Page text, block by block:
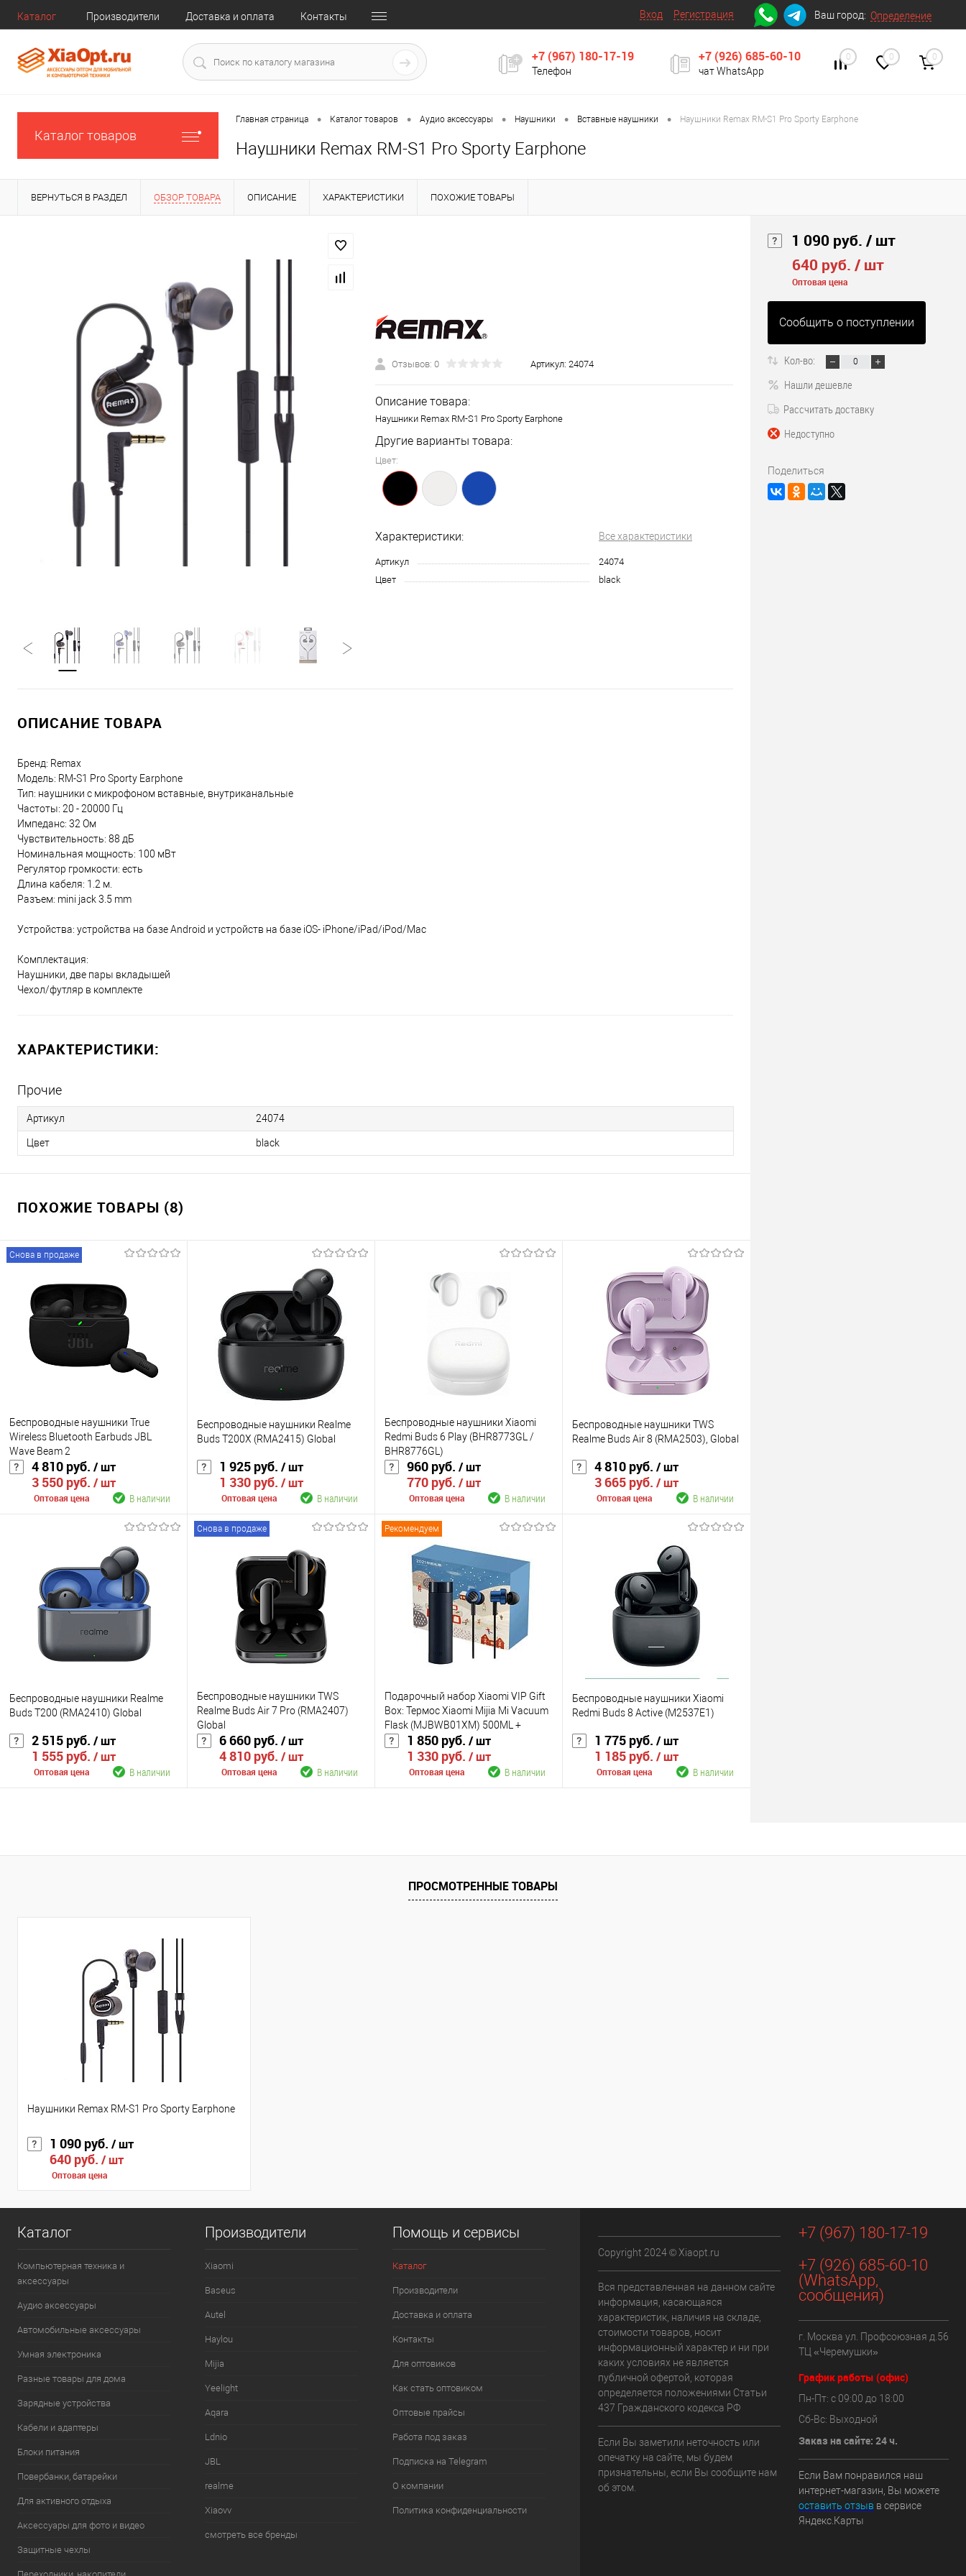
Каталог Производители Доставка и оплата Контакты Вход Регистрация Ваш город: Определение
+7 (967) 180-17-19
Телефон
+7 (926) 685-60-10
чат WhatsApp
0 0 0
Каталог товаров
Главная страница • Каталог товаров • Аудио аксессуары • Наушники • Вставные наушники • Наушники Remax RM-S1 Pro Sporty Earphone
Наушники Remax RM-S1 Pro Sporty Earphone
ВЕРНУТЬСЯ В РАЗДЕЛ ОБЗОР ТОВАРА ОПИСАНИЕ ХАРАКТЕРИСТИКИ ПОХОЖИЕ ТОВАРЫ
Отзывов: 0 Артикул: 24074
Описание товара:
Наушники Remax RM-S1 Pro Sporty Earphone
Другие варианты товара:
Цвет:
Характеристики: Все характеристики
Артикул
24074
Цвет
black
ОПИСАНИЕ ТОВАРА
Бренд: Remax
Модель: RM-S1 Pro Sporty Earphone
Тип: наушники с микрофоном вставные, внутриканальные
Частоты: 20 - 20000 Гц
Импеданс: 32 Ом
Чувствительность: 88 дБ
Номинальная мощность: 100 мВт
Регулятор громкости: есть
Длина кабеля: 1.2 м.
Разъем: mini jack 3.5 mm
Устройства: устройства на базе Android и устройств на базе iOS- iPhone/iPad/iPod/Mac
Комплектация:
Наушники, две пары вкладышей
Чехол/футляр в комплекте
ХАРАКТЕРИСТИКИ:
Прочие
Артикул 24074
Цвет black
ПОХОЖИЕ ТОВАРЫ (8)
Снова в продаже
Беспроводные наушники True
Wireless Bluetooth Earbuds JBL
Wave Beam 2
4 810 руб. / шт
3 550 руб. / шт
Оптовая цена В наличии
К сравнению
В избранное
В наличии
Беспроводные наушники Realme
Buds T200X (RMA2415) Global
1 925 руб. / шт
1 330 руб. / шт
Оптовая цена В наличии
В корзину
К сравнению
В избранное
В наличии
Беспроводные наушники Xiaomi
Redmi Buds 6 Play (BHR8773GL /
BHR8776GL)
960 руб. / шт
770 руб. / шт
Оптовая цена В наличии
К сравнению
В избранное
В наличии
Беспроводные наушники TWS
Realme Buds Air 8 (RMA2503), Global
4 810 руб. / шт
3 665 руб. / шт
Оптовая цена В наличии
К сравнению
В избранное
В наличии
Беспроводные наушники Realme
Buds T200 (RMA2410) Global
2 515 руб. / шт
1 555 руб. / шт
Оптовая цена В наличии
Снова в продаже
Беспроводные наушники TWS
Realme Buds Air 7 Pro (RMA2407)
Global
6 660 руб. / шт
4 810 руб. / шт
Оптовая цена В наличии
Рекомендуем
Подарочный набор Xiaomi VIP Gift
Box: Термос Xiaomi Mijia Mi Vacuum
Flask (MJBWB01XM) 500ML +
Xiaomi Double Dynamic Earphone
SDQEJ06WM
1 850 руб. / шт
1 330 руб. / шт
Оптовая цена В наличии
Беспроводные наушники Xiaomi
Redmi Buds 8 Active (M2537E1)
1 775 руб. / шт
1 185 руб. / шт
Оптовая цена В наличии
1 090 руб. / шт
640 руб. / шт
Оптовая цена
Сообщить о поступлении
Кол-во:
Нашли дешевле
Рассчитать доставку
Недоступно
Поделиться
ПРОСМОТРЕННЫЕ ТОВАРЫ
Наушники Remax RM-S1 Pro Sporty Earphone
1 090 руб. / шт
640 руб. / шт
Оптовая цена
Каталог
Компьютерная техника и
аксессуары
Аудио аксессуары
Автомобильные аксессуары
Умная электроника
Разные товары для дома
Зарядные устройства
Кабели и адаптеры
Блоки питания
Повербанки, батарейки
Для активного отдыха
Аксессуары для фото и видео
Защитные чехлы
Производители
Xiaomi
Baseus
Autel
Haylou
Mijia
Yeelight
Aqara
Ldnio
JBL
realme
Xiaovv
смотреть все бренды
Помощь и сервисы
Каталог
Производители
Доставка и оплата
Контакты
Для оптовиков
Как стать оптовиком
Оптовые прайсы
Работа под заказ
Подписка на Telegram
О компании
Политика конфиденциальности
Copyright 2024 © Xiaopt.ru
Вся представленная на данном сайте
информация, касающаяся
характеристик, наличия на складе,
стоимости товаров, носит
информационный характер и ни при
каких условиях не является
публичной офертой, которая
определяется положениями Статьи
437 Гражданского кодекса РФ
Если Вы заметили неточность или
опечатку на сайте, мы будем
признательны, если Вы сообщите нам
об этом.
+7 (967) 180-17-19
+7 (926) 685-60-10
(WhatsApp,
сообщения)
г. Москва ул. Профсоюзная д.56
ТЦ «Черемушки»
График работы (офис)
Пн-Пт: с 09:00 до 18:00
Сб-Вс: Выходной
Заказ на сайте: 24 ч.
Если Вам понравился наш
интернет-магазин, Вы можете
оставить отзыв в сервисе
Яндекс.Карты